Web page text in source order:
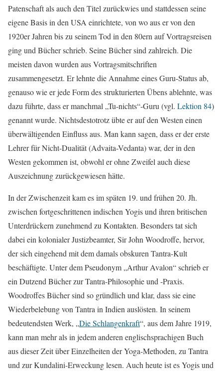
Patenschaft als auch den Titel zurückwies und stattdessen seine
eigene Basis in den USA einrichtete, von wo aus er von den
1920er Jahren bis zu seinem Tod in den 80ern auf Vortragsreisen
ging und Bücher schrieb. Seine Bücher sind zahlreich. Die
meisten davon wurden aus Vortragsmitschriften
zusammengesetzt. Er lehnte die Annahme eines Guru-Status ab,
genauso wie er jede Form des strukturierten Übens ablehnte, was
dazu führte, dass er manchmal „Tu-nichts“-Guru (vgl. Lektion 84)
genannt wurde. Nichtsdestotrotz übte er auf den Westen einen
überwältigenden Einfluss aus. Man kann sagen, dass er der erste
Lehrer für Nicht-Dualität (Advaita-Vedanta) war, der in den
Westen gekommen ist, obwohl er ohne Zweifel auch diese
Auszeichnung zurückgewiesen hätte.
In der Zwischenzeit kam es im späten 19. und frühen 20. Jh.
zwischen fortgeschrittenen indischen Yogis und ihren britischen
Unterdrückern zunehmend zu Kontakten. Besonders tat sich
dabei ein kolonialer Justizbeamter, Sir John Woodroffe, hervor,
der sich eingehend mit dem damals obskuren Tantra-Kult
beschäftigte. Unter dem Pseudonym „Arthur Avalon“ schrieb er
ein Dutzend Bücher zur Tantra-Philosophie und -Praxis.
Woodroffes Bücher sind so gründlich und klar, dass sie eine
Wiederbelebung von Tantra in Indien auslösten. In seinem
bedeutendsten Werk, „Die Schlangenkraft“, aus dem Jahre 1919,
kann man mehr als in jedem anderen englischsprachigen Buch
aus dieser Zeit über Einzelheiten der Yoga-Methoden, zu Tantra
und zur Kundalini-Erweckung lesen. Auch heute ist es Yogis und